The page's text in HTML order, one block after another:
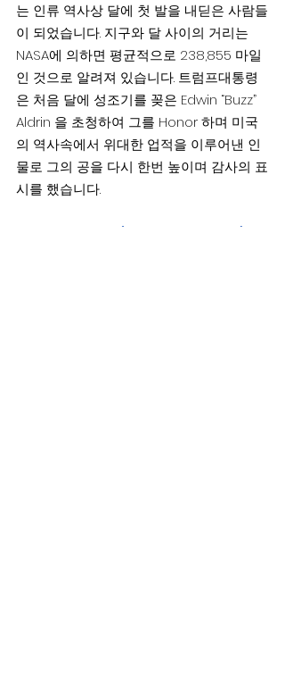
는 인류 역사상 달에 첫 발을 내딛은 사람들
이 되었습니다. 지구와 달 사이의 거리는
NASA에 의하면 평균적으로 238,855 마일
인 것으로 알려져 있습니다. 트럼프대통령
은 처음 달에 성조기를 꽂은 Edwin “Buzz”
Aldrin 을 초청하여 그를 Honor 하며 미국
의 역사속에서 위대한 업적을 이루어낸 인
물로 그의 공을 다시 한번 높이며 감사의 표
시를 했습니다.